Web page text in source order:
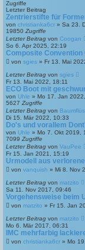
Zugriffe
Letzter Beitrag
Zentrierstifte für
von christianka6cr » Sa 23.
19850 Zugriffe
Letzter Beitrag von Coogan
So 6. Apr 2025, 22:19
Composite Convention
von sgies » Fr 13. Mai
Letzter Beitrag von sgies
Fr 13. Mai 2022, 18:11
ECO Boot mit
von Uhle » Mo 17. Jan
5627 Zugriffe
Letzter Beitrag von
Di 15. Mär 2022, 10:33
Do's und vorallem
von Uhle » Mo 7. Okt 2019,
7099 Zugriffe
Letzter Beitrag von VauPee
Fr 15. Jan 2021, 15:19
Urmodell aus
von vanquish » Mi 8. Nov
Letzter Beitrag von matzito
Sa 11. Nov 2017, 09:46
Vorgehensweise beim
von matzito » Fr 15. Jan
Letzter Beitrag von matzito
Mo 6. Mär 2017, 06:31
IMC mehrfarbig
von christianka6cr » Mo